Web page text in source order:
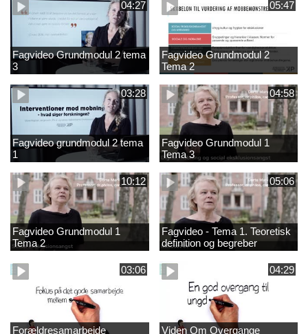
04:27
Fagvideo Grundmodul 2 tema
3
05:47
Fagvideo Grundmodul 2
Tema 2
03:28
Fagvideo grundmodul 2 tema
1
04:58
Fagvideo Grundmodul 1
Tema 3
10:12
Fagvideo Grundmodul 1
Tema 2
05:06
Fagvideo - Tema 1. Teoretisk
definition og begreber
03:06
Forældresamarbejde
04:29
Viden Om Overgange